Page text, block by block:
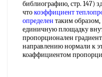
библиографию, стр. 147)
чтокоэффициент
определен таким образом,
единичную площадку
пропорционален
направлению нормали к
коаффициентом